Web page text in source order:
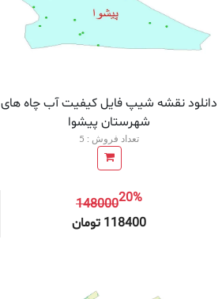
دانلود نقشه شیپ فایل کیفیت آب چاه های
شهرستان پیشوا
تعداد فروش : 5
14800020%
118400 تومان